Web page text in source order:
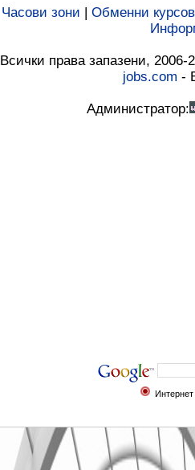
Часови зони | Обменни
Всички права запазени,
jobs.com -
Администратор:
Интернет